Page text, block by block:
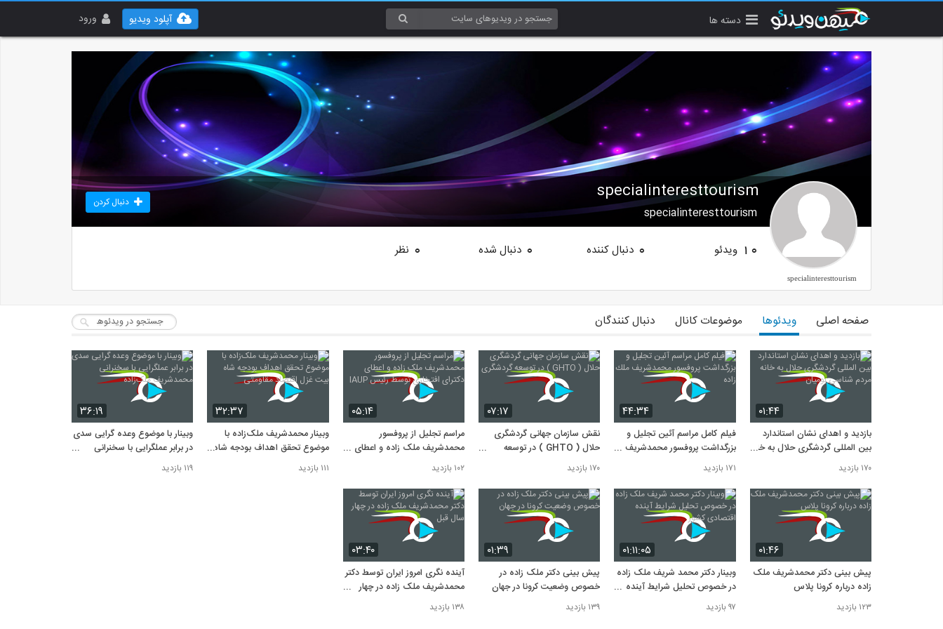
دسته ها ورود آپلود ویدیو
specialinteresttourism
specialinteresttourism
دنبال کردن
10 ویدئو 0 دنبال کننده 0 دنبال شده 0 نظر
specialinteresttourism
صفحه اصلی ویدئوها موضوعات کانال دنبال کنندگان
۰۱:۴۴
بازديد و اهداى نشان استاندارد
بين المللى گردشگرى حلال به خانه
مردم شناسى بوميان۱۷۰ بازدید
۴۴:۳۴
فيلم كامل مراسم آئين تجليل و
بزرگداشت پروفسور محمدشريف
ملك زاده
۱۷۱ بازدید
۰۷:۱۷
نقش سازمان جهانى گردشگرى
حلال ( GHTO ) در توسعه
گردشگرى۱۷۰ بازدید
۰۵:۱۴
مراسم تجلیل از پروفسور
محمدشریف ملک زاده و اعطاى
دکتراى افتخارى توسط رئیس
IAUP
۱۰۲ بازدید
۳۲:۳۷
وبینار محمدشریف ملک‌زاده با
موضوع تحقق اهداف بودجه شاه
بیت غزل اقتصاد مقاومتی
۱۱۱ بازدید
۳۶:۱۹
وبینار با موضوع وعده گرایی سدی
در برابر عملگرایی با سخنرانی
محمدشریف ملک‌زاده
۱۱۹ بازدید
۰۱:۴۶
پیش بینی دکتر محمدشریف ملک
زاده درباره کرونا پلاس
۱۲۳ بازدید
۰۱:۱۱:۰۵
وبینار دکتر محمد شریف ملک زاده
در خصوص تحلیل شرایط آینده
اقتصادی کشور
۹۷ بازدید
۰۱:۳۹
پیش بینی دکتر ملک زاده در
خصوص وضعیت کرونا در جهان
۱۳۹ بازدید
۰۳:۴۰
آینده نگرى امروز ایران توسط دکتر
محمدشریف ملک زاده در چهار
سال قبل
۱۳۸ بازدید